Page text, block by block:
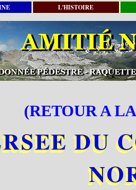
L'HISTOIRE
(RETOUR A
DU